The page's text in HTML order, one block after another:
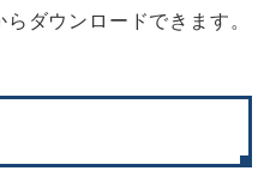
ダウンロードできます。